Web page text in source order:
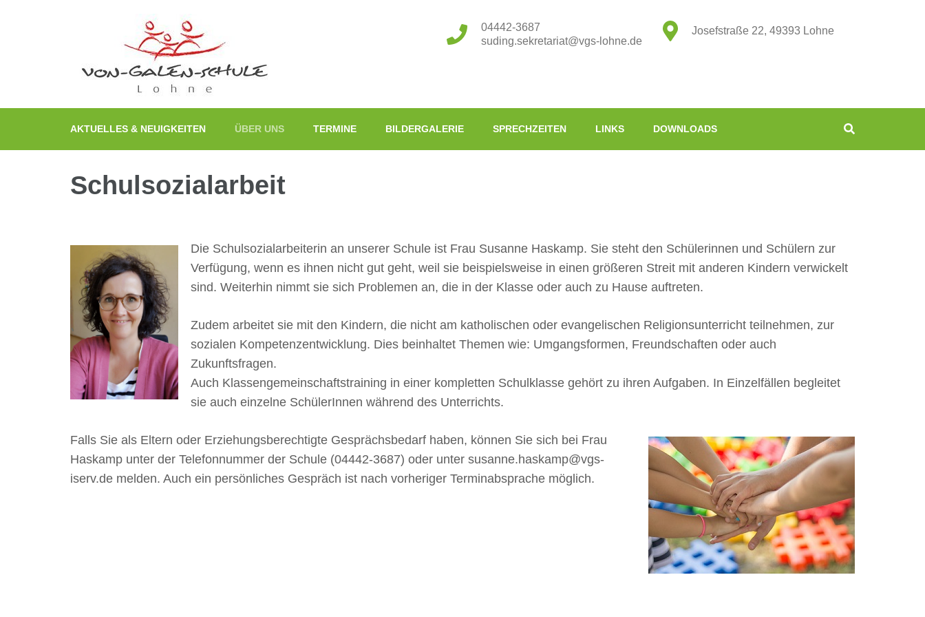
Josefstraße 22, 49393 Lohne
04442-3687
suding.sekretariat@vgs-lohne.de
AKTUELLES & NEUIGKEITEN ÜBER UNS TERMINE BILDERGALERIE SPRECHZEITEN LINKS DOWNLOADS
Schulsozialarbeit
Die Schulsozialarbeiterin an unserer Schule ist Frau Susanne Haskamp. Sie steht den Schülerinnen und Schülern zur
Verfügung, wenn es ihnen nicht gut geht, weil sie beispielsweise in einen größeren Streit mit anderen Kindern verwickelt
sind. Weiterhin nimmt sie sich Problemen an, die in der Klasse oder auch zu Hause auftreten.
Zudem arbeitet sie mit den Kindern, die nicht am katholischen oder evangelischen Religionsunterricht teilnehmen, zur
sozialen Kompetenzentwicklung. Dies beinhaltet Themen wie: Umgangsformen, Freundschaften oder auch
Zukunftsfragen.
Auch Klassengemeinschaftstraining in einer kompletten Schulklasse gehört zu ihren Aufgaben. In Einzelfällen begleitet
sie auch einzelne SchülerInnen während des Unterrichts.
Falls Sie als Eltern oder Erziehungsberechtigte Gesprächsbedarf haben, können Sie sich bei Frau
Haskamp unter der Telefonnummer der Schule (04442-3687) oder unter susanne.haskamp@vgs-
iserv.de melden. Auch ein persönliches Gespräch ist nach vorheriger Terminabsprache möglich.